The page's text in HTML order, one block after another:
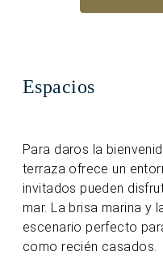
Espacios
Para daros la
terraza ofrece un
invitados pueden
mar. La brisa marina y
escenario perfecto
como recién casados.